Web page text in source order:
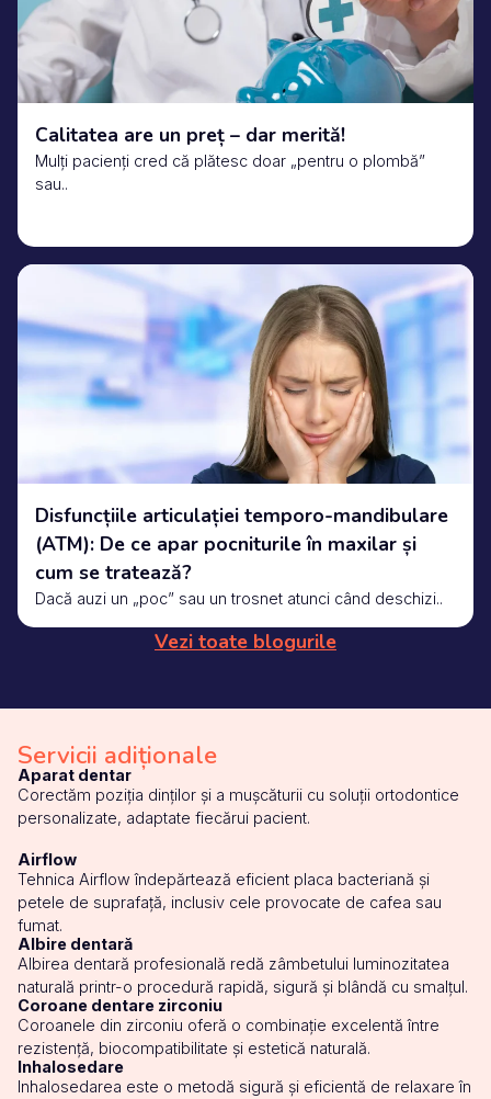
Calitatea are un preț – dar merită!
Mulți pacienți cred că plătesc doar „pentru o plombă”
sau..
Disfuncțiile articulației temporo-mandibulare
(ATM): De ce apar pocniturile în maxilar și
cum se tratează?
Dacă auzi un „poc” sau un trosnet atunci când deschizi..
Vezi toate blogurile
Servicii adiționale
Aparat dentar
Corectăm poziția dinților și a mușcăturii cu soluții ortodontice
personalizate, adaptate fiecărui pacient.
Airflow
Tehnica Airflow îndepărtează eficient placa bacteriană și
petele de suprafață, inclusiv cele provocate de cafea sau
fumat.
Albire dentară
Albirea dentară profesională redă zâmbetului luminozitatea
naturală printr-o procedură rapidă, sigură și blândă cu smalțul.
Coroane dentare zirconiu
Coroanele din zirconiu oferă o combinație excelentă între
rezistență, biocompatibilitate și estetică naturală.
Inhalosedare
Inhalosedarea este o metodă sigură și eficientă de relaxare în